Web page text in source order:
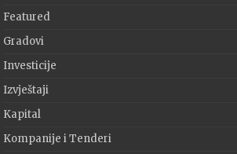
Featured
Gradovi
Investicije
Izvještaji
Kapital
Kompanije i Tenderi